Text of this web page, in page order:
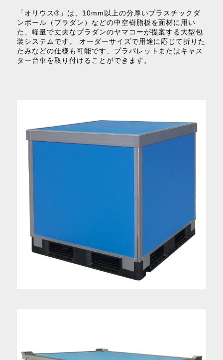
「オリウス®」は、10mm以上の分厚いプラスチックダ
ンボール（プラダン）などの中空樹脂板を面材に用い
た、軽量で丈夫なプラダンのヤマコーが提案する大型包
装システムです。 オーダーサイズで用途に応じて折りた
たみなどの仕様も可能です、プラパレットまたはキャス
ター台車を取り付けることができます。